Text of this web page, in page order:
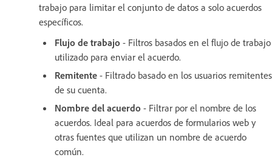
trabajo para limitar el conjunto de datos a solo acuerdos
específicos.
Flujo de trabajo - Filtros basados en el flujo de trabajo
utilizado para enviar el acuerdo.
Remitente - Filtrado basado en los usuarios remitentes
de su cuenta.
Nombre del acuerdo - Filtrar por el nombre de los
acuerdos. Ideal para acuerdos de formularios web y
otras fuentes que utilizan un nombre de acuerdo
común.